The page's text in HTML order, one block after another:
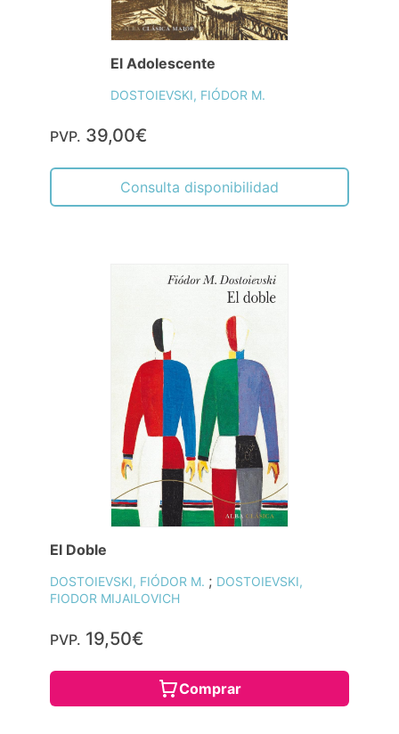
El Adolescente
DOSTOIEVSKI, FIÓDOR M.
PVP. 39,00€
Consulta disponibilidad
El Doble
DOSTOIEVSKI, FIÓDOR M. ; DOSTOIEVSKI,
FIODOR MIJAILOVICH
PVP. 19,50€
Comprar